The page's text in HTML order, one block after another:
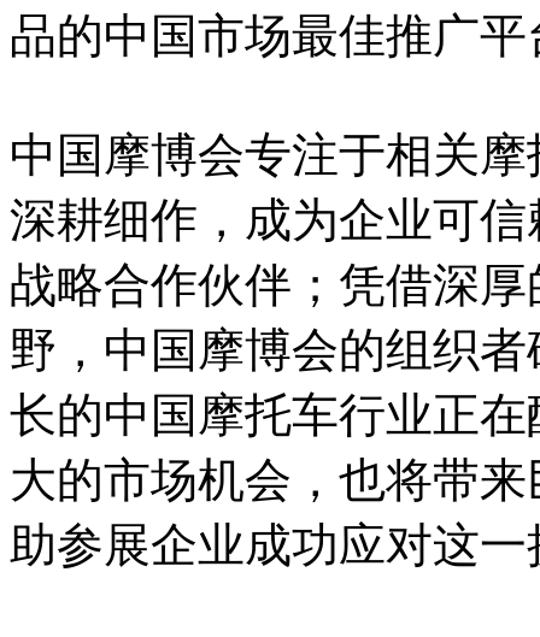
品的中国市场最佳推广平
中国摩博会专注于相关
深耕细作，成为企业可
战略合作伙伴；凭借深
野，中国摩博会的组织
长的中国摩托车行业正
大的市场机会，也将带
助参展企业成功应对这